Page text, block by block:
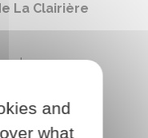
La Clairière
!
and
what